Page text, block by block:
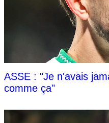
ASSE : "Je n'avais
comme ça"